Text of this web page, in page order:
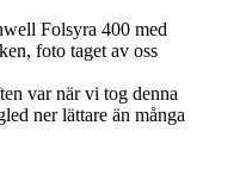
var när vi tog denna
ner lättare än många